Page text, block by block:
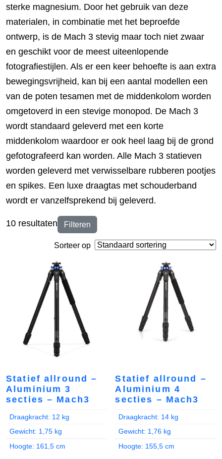
sterke magnesium. Door het gebruik van deze
materialen, in combinatie met het beproefde
ontwerp, is de Mach 3 stevig maar toch niet zwaar
en geschikt voor de meest uiteenlopende
fotografiestijlen. Als er een keer behoefte is aan extra
bewegingsvrijheid, kan bij een aantal modellen een
van de poten tesamen met de middenkolom worden
omgetoverd in een stevige monopod. De Mach 3
wordt standaard geleverd met een korte
middenkolom waardoor er ook heel laag bij de grond
gefotografeerd kan worden. Alle Mach 3 statieven
worden geleverd met verwisselbare rubberen pootjes
en spikes. Een luxe draagtas met schouderband
wordt er vanzelfsprekend bij geleverd.
Filteren
10 resultaten
Sorteer op
Statief allround –
Aluminium 3
secties – Mach3
Draagkracht: 12 kg
Gewicht: 1,75 kg
Hoogte: 161,5 cm
Statief allround –
Aluminium 4
secties – Mach3
Draagkracht: 14 kg
Gewicht: 1,76 kg
Hoogte: 155,5 cm